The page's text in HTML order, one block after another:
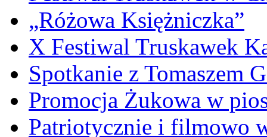
„Różowa Księżniczka”
X Festiwal Truskawek
Spotkanie z Tomaszem
Promocja Żukowa w
Patriotycznie i filmowo